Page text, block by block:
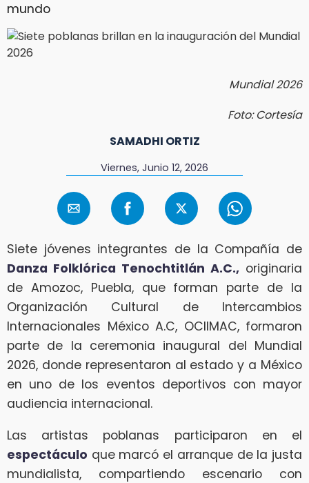
mundo
Mundial 2026
Foto: Cortesía
SAMADHI ORTIZ
Viernes, Junio 12, 2026
Siete jóvenes integrantes de la Compañía de
Danza Folklórica Tenochtitlán A.C., originaria
de Amozoc, Puebla, que forman parte de la
Organización Cultural de Intercambios
Internacionales México A.C, OCIIMAC, formaron
parte de la ceremonia inaugural del Mundial
2026, donde representaron al estado y a México
en uno de los eventos deportivos con mayor
audiencia internacional.
Las artistas poblanas participaron en el
espectáculo que marcó el arranque de la justa
mundialista, compartiendo escenario con